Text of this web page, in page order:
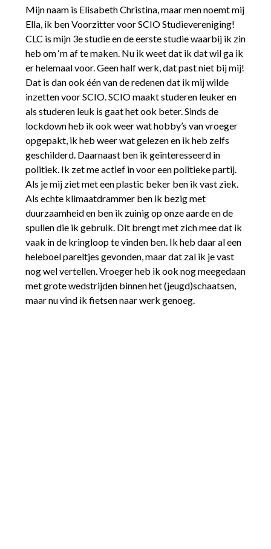
Mijn naam is Elisabeth Christina, maar men noemt mij
Ella, ik ben Voorzitter voor SCIO Studievereniging!
CLC is mijn 3e studie en de eerste studie waarbij ik zin
heb om ‘m af te maken. Nu ik weet dat ik dat wil ga ik
er helemaal voor. Geen half werk, dat past niet bij mij!
Dat is dan ook één van de redenen dat ik mij wilde
inzetten voor SCIO. SCIO maakt studeren leuker en
als studeren leuk is gaat het ook beter. Sinds de
lockdown heb ik ook weer wat hobby’s van vroeger
opgepakt, ik heb weer wat gelezen en ik heb zelfs
geschilderd. Daarnaast ben ik geïnteresseerd in
politiek. Ik zet me actief in voor een politieke partij.
Als je mij ziet met een plastic beker ben ik vast ziek.
Als echte klimaatdrammer ben ik bezig met
duurzaamheid en ben ik zuinig op onze aarde en de
spullen die ik gebruik. Dit brengt met zich mee dat ik
vaak in de kringloop te vinden ben. Ik heb daar al een
heleboel pareltjes gevonden, maar dat zal ik je vast
nog wel vertellen. Vroeger heb ik ook nog meegedaan
met grote wedstrijden binnen het (jeugd)schaatsen,
maar nu vind ik fietsen naar werk genoeg.